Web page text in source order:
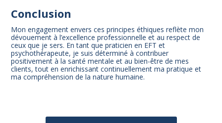
Conclusion
Mon engagement envers ces principes éthiques reflète mon
dévouement à l’excellence professionnelle et au respect de
ceux que je sers. En tant que praticien en EFT et
psychothérapeute, je suis déterminé à contribuer
positivement à la santé mentale et au bien-être de mes
clients, tout en enrichissant continuellement ma pratique et
ma compréhension de la nature humaine.